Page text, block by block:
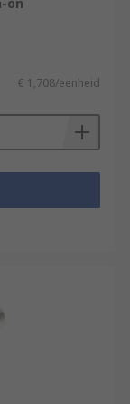
€ 1,708/eenheid